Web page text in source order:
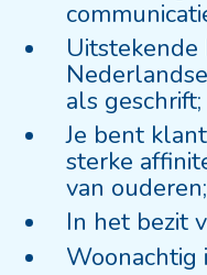
Uitstekende
als geschrift;
Je bent
sterke
van ouderen;
In het bezit
Woonachtig